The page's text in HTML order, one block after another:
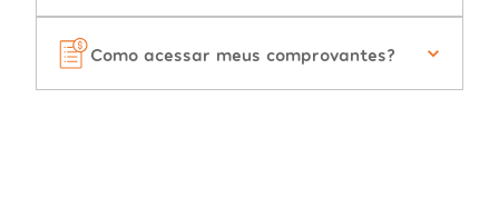
Como acessar meus comprovantes?